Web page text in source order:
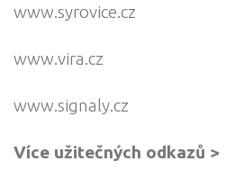
www.syrovice.cz
www.vira.cz
www.signaly.cz
Více užitečných odkazů >